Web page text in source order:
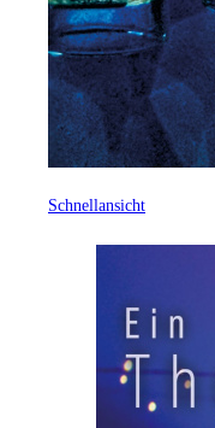
Schnellansicht